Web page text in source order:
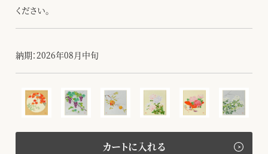
ください。
納期：2026年08月中旬
カートに入れる